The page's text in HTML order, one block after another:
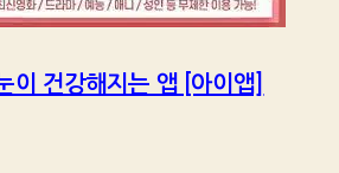
이 건강해지는 앱 [아이앱]